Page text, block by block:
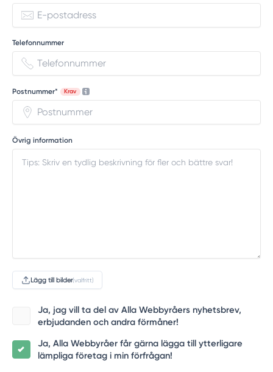
Telefonnummer
Postnummer* Krav
Övrig information
Lägg till bilder(valfritt)
Ja, jag vill ta del av Alla Webbyråers nyhetsbrev,
erbjudanden och andra förmåner!
Ja, Alla Webbyråer får gärna lägga till ytterligare
lämpliga företag i min förfrågan!